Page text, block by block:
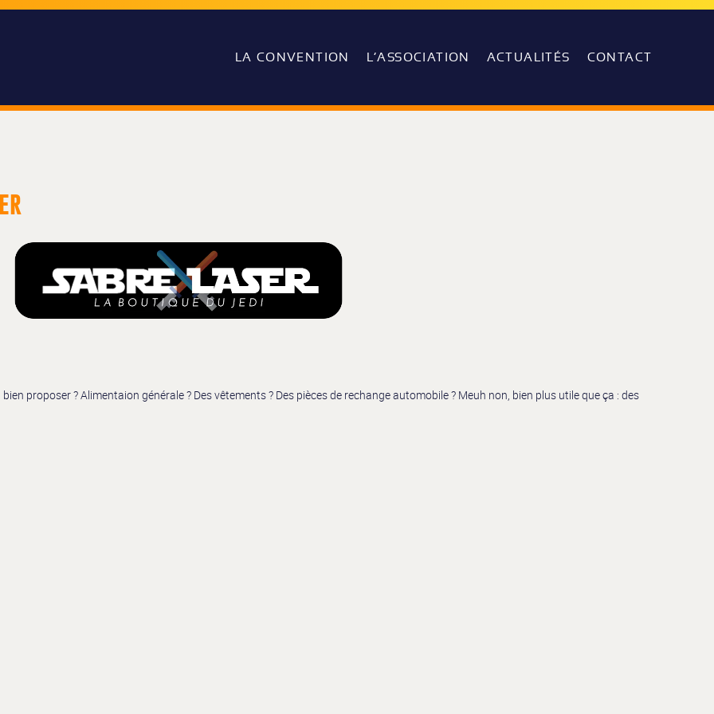
LA CONVENTION L’ASSOCIATION ACTUALITÉS CONTACT
proposer ? Alimentaion générale ? Des vêtements ? Des pièces de rechange automobile ? Meuh non, bien plus utile que ça : des